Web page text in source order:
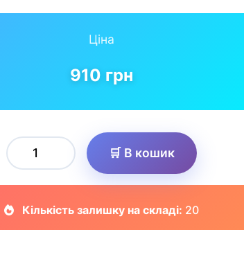
Ціна
910 грн
🛒 В кошик
Кількість залишку на складі: 20